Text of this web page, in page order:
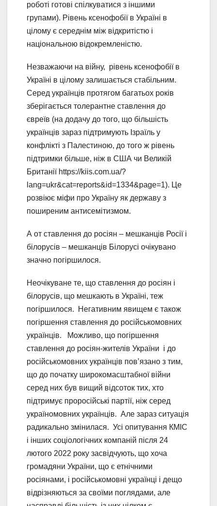
роботі готові спілкуватися з іншими
групами). Рівень ксенофобії в Україні в
цілому є середнім між відкритістю і
національною відокремленістю.
Незважаючи на війну, рівень ксенофобії в
Україні в цілому залишається стабільним.
Серед українців протягом багатьох років
зберігається толерантне ставлення до
євреїв (на додачу до того, що більшість
українців зараз підтримують Ізраїль у
конфлікті з Палестиною, до того ж рівень
підтримки більше, ніж в США чи Великій
Британії https://kiis.com.ua/?
lang=ukr&cat=reports&id=1334&page=1). Це
розвіює міфи про Україну як державу з
поширеним антисемітизмом.
А от ставлення до росіян – мешканців Росії і
білорусів – мешканців Білорусі очікувано
значно погіршилося.
Неочікуване те, що ставлення до росіян і
білорусів, що мешкають в Україні, теж
погіршилося. Негативним явищем є також
погіршення ставлення до російськомовних
українців. Можливо, що погіршення
ставлення до росіян-жителів України і до
російськомовних українців пов’язано з тим,
що до початку широкомасштабної війни
серед них був вищий відсоток тих, хто
підтримує проросійські партії, ніж серед
україномовних українців. Але зараз ситуація
радикально змінилася. Усі опитування КМІС
і інших соціологічних компаній після 24
лютого 2022 року засвідчують, що хоча
громадяни України, що є етнічними
росіянами, і російськомовні українці і дещо
відрізняються за своїми поглядами, але